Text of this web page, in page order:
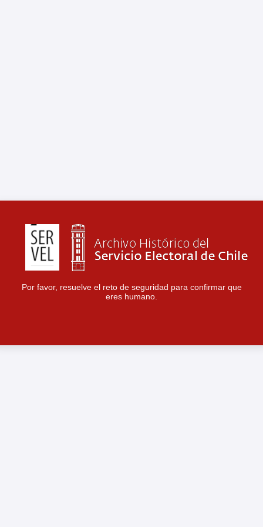
Por favor, resuelve el reto de seguridad para confirmar que
eres humano.